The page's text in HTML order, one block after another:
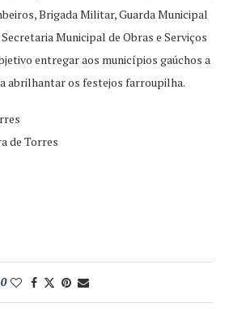
Brigada Militar, Guarda Municipal
Municipal de Obras e Serviços
entregar aos municípios gaúchos a
abrilhantar os festejos farroupilha.
de Torres
0